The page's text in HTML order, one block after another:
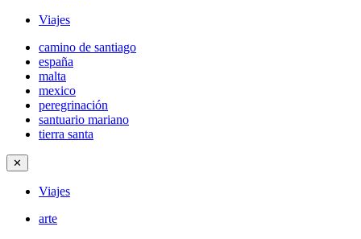
Viajes
camino de santiago
españa
malta
mexico
peregrinación
santuario mariano
tierra santa
✕
Viajes
arte